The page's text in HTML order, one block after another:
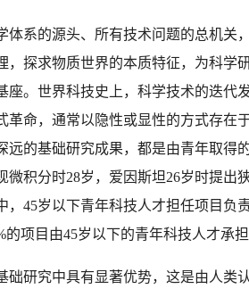
体系的源头、所有技术问题的总机关
，探求物质世界的本质特征，为科学
座。世界科技史上，科学技术的迭代
革命，通常以隐性或显性的方式存在
远的基础研究成果，都是由青年取得
微积分时28岁，爱因斯坦26岁时提出
，45岁以下青年科技人才担任项目负
的项目由45岁以下的青年科技人才承担
础研究中具有显著优势，这是由人类